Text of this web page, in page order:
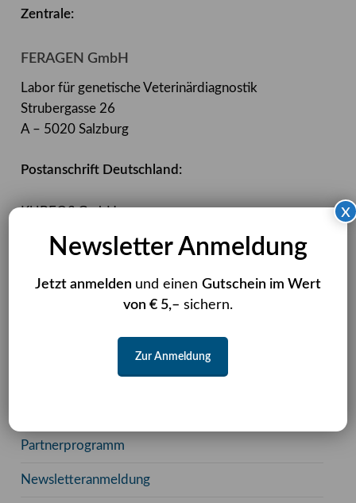
Zentrale:
FERAGEN GmbH
Labor für genetische Veterinärdiagnostik
Strubergasse 26
A – 5020 Salzburg
Postanschrift Deutschland:
KUBEOS GmbH
c/o FERAGEN
Partnerprogramm
Newsletteranmeldung
Newsletter Anmeldung
Jetzt anmelden und einen Gutschein im Wert
von € 5,– sichern.
Zur Anmeldung
x